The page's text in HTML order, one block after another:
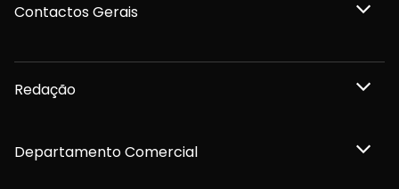
Contactos Gerais
Redação
Departamento Comercial